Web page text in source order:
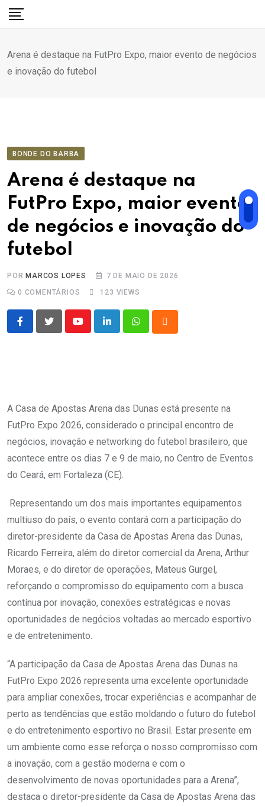
para
conteúdo
Arena é destaque na FutPro Expo, maior evento de negócios
e inovação do futebol
BONDE DO BARBA
Arena é destaque na
FutPro Expo, maior evento
de negócios e inovação do
futebol
POR MARCOS LOPES
7 DE MAIO DE 2026
0 COMENTÁRIOS 123 VIEWS
YoutubeLinkedInWhatsapp
A Casa de Apostas Arena das Dunas está presente na
FutPro Expo 2026, considerado o principal encontro de
negócios, inovação e networking do futebol brasileiro, que
acontece entre os dias 7 e 9 de maio, no Centro de Eventos
do Ceará, em Fortaleza (CE).
Representando um dos mais importantes equipamentos
multiuso do país, o evento contará com a participação do
diretor-presidente da Casa de Apostas Arena das Dunas,
Ricardo Ferreira, além do diretor comercial da Arena, Arthur
Moraes, e do diretor de operações, Mateus Gurgel,
reforçando o compromisso do equipamento com a busca
contínua por inovação, conexões estratégicas e novas
oportunidades de negócios voltadas ao mercado esportivo
e de entretenimento.
“A participação da Casa de Apostas Arena das Dunas na
FutPro Expo 2026 representa uma excelente oportunidade
para ampliar conexões, trocar experiências e acompanhar de
perto as tendências que estão moldando o futuro do futebol
e do entretenimento esportivo no Brasil. Estar presente em
um ambiente como esse reforça o nosso compromisso com
a inovação, com a gestão moderna e com o
desenvolvimento de novas oportunidades para a Arena”,
destaca o diretor-presidente da Casa de Apostas Arena das